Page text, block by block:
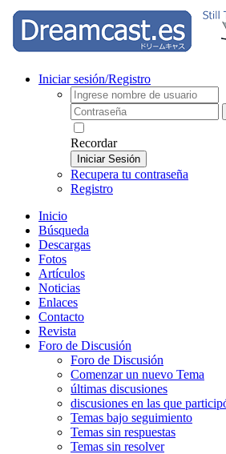
Iniciar sesión/Registro
Recordar
Iniciar Sesión
Recupera tu contraseña
Registro
Inicio
Búsqueda
Descargas
Fotos
Artículos
Noticias
Enlaces
Contacto
Revista
Foro de Discusión
Foro de Discusión
Comenzar un nuevo Tema
últimas discusiones
discusiones en las que
Temas bajo seguimiento
Temas sin respuestas
Temas sin resolver